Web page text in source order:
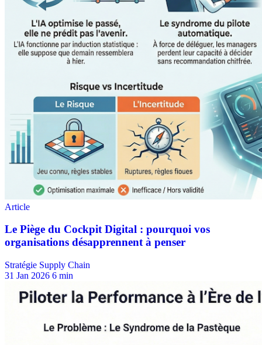
Stratégie Supply Chain
31 Jan 2026 6 min